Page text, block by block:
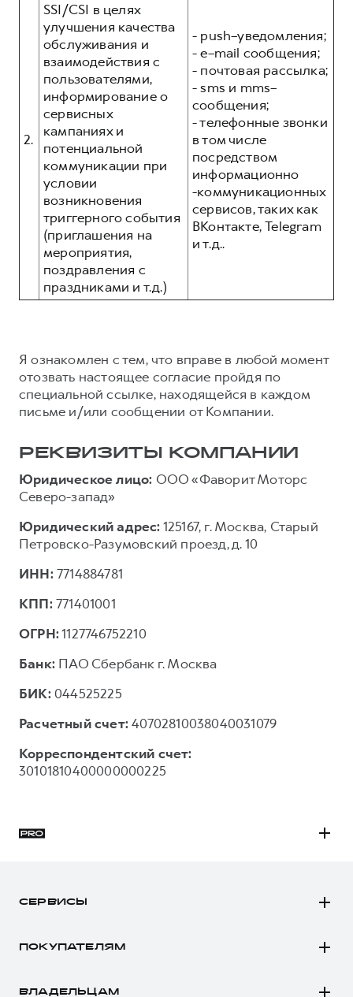
2.
SSI/CSI в целях
улучшения качества
обслуживания и
взаимодействия с
пользователями,
информирование о
сервисных
кампаниях и
потенциальной
коммуникации при
условии
возникновения
триггерного события
(приглашения на
мероприятия,
поздравления с
праздниками и т.д.)
- push–уведомления;
- e–mail сообщения;
- почтовая рассылка;
- sms и mms–
сообщения;
- телефонные звонки
в том числе
посредством
информационно
-коммуникационных
сервисов, таких как
ВКонтакте, Telegram
и т.д..
Я ознакомлен с тем, что вправе в любой момент
отозвать настоящее согласие пройдя по
специальной ссылке, находящейся в каждом
письме и/или сообщении от Компании.
РЕКВИЗИТЫ КОМПАНИИ
Юридическое лицо: ООО «Фаворит Моторс
Северо-запад»
Юридический адрес:125167, г. Москва, Старый
Петровско-Разумовский проезд, д. 10
ИНН:7714884781
КПП:771401001
ОГРН:1127746752210
Банк: ПАО Сбербанк г. Москва
БИК:044525225
Расчетный счет:40702810038040031079
Корреспондентский счет:
30101810400000000225
СЕРВИСЫ
ПОКУПАТЕЛЯМ
ВЛАДЕЛЬЦАМ